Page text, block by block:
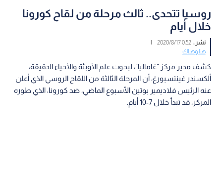
روسيا تتحدى.. ثالث مرحلة من لقاح كورونا
خلال أيام
نشر :0:52 2020/8/17
|
هنا وهناك
كشف مدير مركز "غاماليا"، لبحوث علم الأوبئة والأحياء الدقيقة،
ألكسندر غينتسبورغ، أن المرحلة الثالثة من اللقاح الروسي الذي أعلن
عنه الرئيس فلاديمير بوتين الأسبوع الماضي، ضد كورونا، الذي طوره
المركز، قد تبدأ خلال 7-10 أيام.